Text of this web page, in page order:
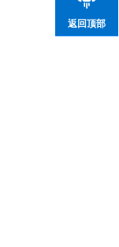
返回顶部